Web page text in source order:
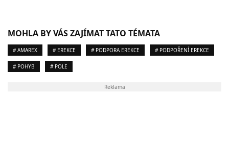
MOHLA BY VÁS ZAJÍMAT TATO TÉMATA
# AMAREX # EREKCE # PODPORA EREKCE # PODPOŘENÍ EREKCE
# POHYB # POLE
Reklama